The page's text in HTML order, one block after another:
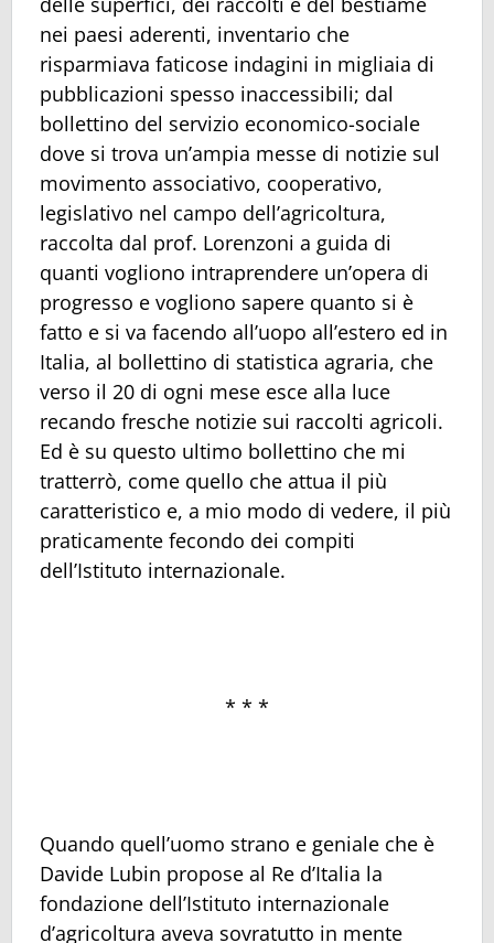
nei paesi aderenti, inventario che
risparmiava faticose indagini in migliaia di
pubblicazioni spesso inaccessibili; dal
bollettino del servizio economico-sociale
dove si trova un’ampia messe di notizie sul
movimento associativo, cooperativo,
legislativo nel campo dell’agricoltura,
raccolta dal prof. Lorenzoni a guida di
quanti vogliono intraprendere un’opera di
progresso e vogliono sapere quanto si è
fatto e si va facendo all’uopo all’estero ed in
Italia, al bollettino di statistica agraria, che
verso il 20 di ogni mese esce alla luce
recando fresche notizie sui raccolti agricoli.
Ed è su questo ultimo bollettino che mi
tratterrò, come quello che attua il più
caratteristico e, a mio modo di vedere, il più
praticamente fecondo dei compiti
dell’Istituto internazionale.
* * *
Quando quell’uomo strano e geniale che è
Davide Lubin propose al Re d’Italia la
fondazione dell’Istituto internazionale
d’agricoltura aveva sovratutto in mente